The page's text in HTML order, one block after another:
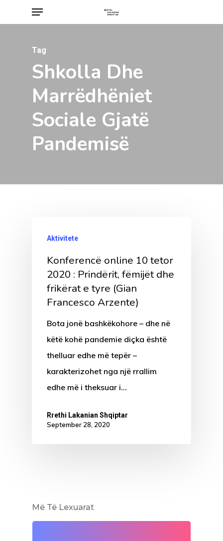
to
Menu
Tag
Shkolla Dhe
Marrëdhëniet
Sociale Gjatë
Pandemisë
Aktivitete
Konferencë online 10 tetor
2020 : Prindërit, fëmijët dhe
frikërat e tyre (Gian
Francesco Arzente)
Bota jonë bashkëkohore – dhe në
këtë kohë pandemie diçka është
thelluar edhe më tepër –
karakterizohet nga një rrallim
edhe më i theksuar i…
Rrethi Lakanian Shqiptar
September 28, 2020
Më Të Lexuarat